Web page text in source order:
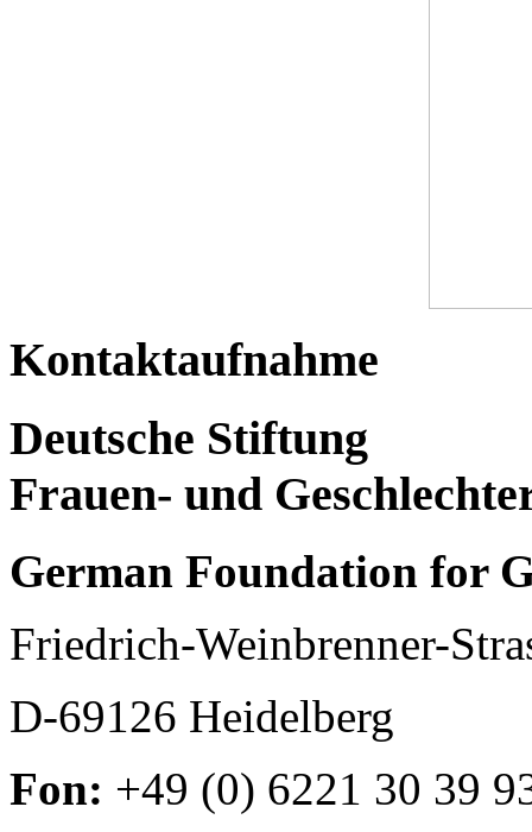
Kontaktaufnahme
Deutsche Stiftung
Frauen- und
German Foundation for
Friedrich-Weinbrenner-
D-69126 Heidelberg
Fon: +49 (0) 6221 30 39